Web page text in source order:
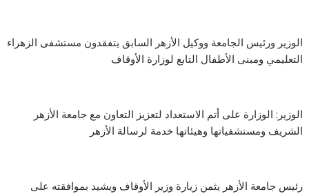
الوزير ورئيس الجامعة ووكيل الأزهر السابق يتفقدون مستشفى الزهراء
التعليمي ومبنى الأطفال التابع لوزارة الأوقاف
الوزير: الوزارة على أتم الاستعداد لتعزيز التعاون مع جامعة الأزهر
الشريف ومستشفياتها وهيئاتها خدمة لرسالة الأزهر
رئيس جامعة الأزهر يثمن زيارة وزير الأوقاف ويشيد بموافقته على